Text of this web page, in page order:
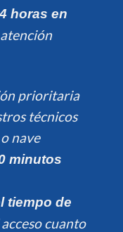
horas en
prioritaria
técnicos
nave
minutos
tiempo de
cuanto